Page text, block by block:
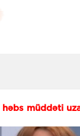
həbs müddəti